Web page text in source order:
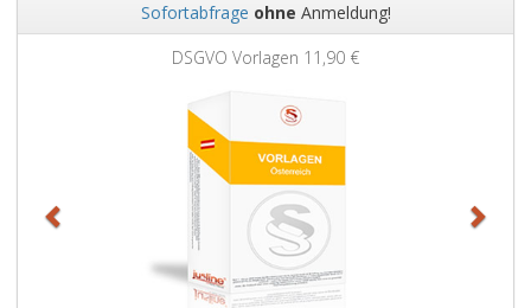
Sofortabfrage ohne Anmeldung!
DSGVO Vorlagen 11,90 €